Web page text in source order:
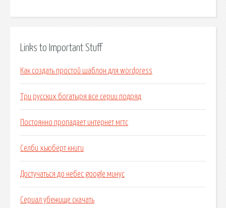
Links to Important Stuff
Как создать простой шаблон для wordpress
Три русских богатыря все серии подряд
Постоянно пропадает интернет мгтс
Селби хьюберт книги
Достучаться до небес google минус
Сериал убежище скачать